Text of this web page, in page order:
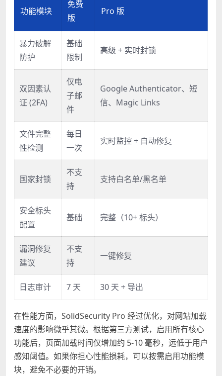
功能模块
免费
版
Pro 版
暴力破解
防护
基础
限制
高级 + 实时封锁
双因素认
证 (2FA)
仅电
子邮
件
Google Authenticator、短
信、Magic Links
文件完整
性检测
每日
一次
实时监控 + 自动修复
国家封锁
不支
持
支持白名单/黑名单
安全标头
配置
基础 完整（10+ 标头）
漏洞修复
建议
不支
持
一键修复
日志审计 7 天 30 天 + 导出
在性能方面，SolidSecurity Pro 经过优化，对网站加载
速度的影响微乎其微。根据第三方测试，启用所有核心
功能后，页面加载时间仅增加约 5-10 毫秒，远低于用户
感知阈值。如果你担心性能损耗，可以按需启用功能模
块，避免不必要的开销。